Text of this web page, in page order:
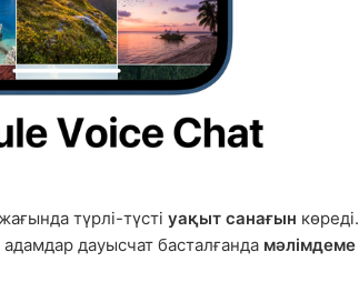
түрлі-түсті уақыт санағын көреді.
адамдар дауысчат басталғанда мәлімдеме